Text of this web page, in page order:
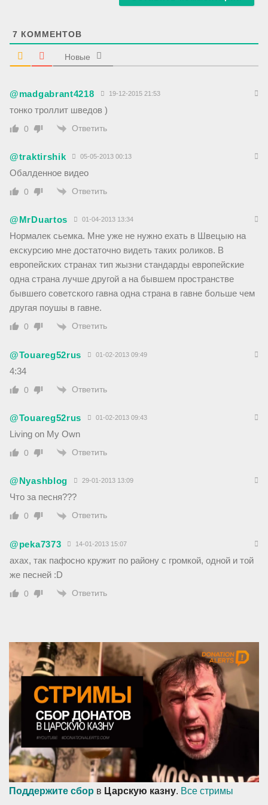
7 КОММЕНТОВ
Новые
@madgabrant4218 19-12-2015 21:53
тонко троллит шведов )
0 Ответить
@traktirshik 05-05-2013 00:13
Обалденное видео
0 Ответить
@MrDuartos 01-04-2013 13:34
Нормалек сьемка. Мне уже не нужно ехать в Швецыю на
екскурсию мне достаточно видеть таких роликов. В
европейских странах тип жызни стандарды европейские
одна страна лучше другой а на бывшем пространстве
бывшего советского гавна одна страна в гавне больше чем
другая поушы в гавне.
0 Ответить
@Touareg52rus 01-02-2013 09:49
4:34
0 Ответить
@Touareg52rus 01-02-2013 09:43
Living on My Own
0 Ответить
@Nyashblog 29-01-2013 13:09
Что за песня???
0 Ответить
@peka7373 14-01-2013 15:07
ахах, так пафосно кружит по району с громкой, одной и той
же песней :D
0 Ответить
Поддержите сбор в Царскую казну. Все стримы